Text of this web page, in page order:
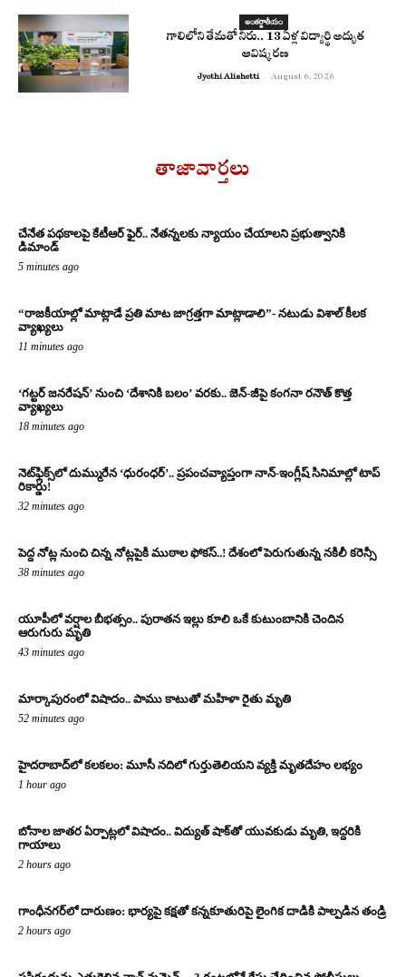
అంతర్జాతీయం
గాలిలోని తేమతో నీరు.. 13 ఏళ్ల విద్యార్థి అద్భుత
ఆవిష్కరణ
Jyothi Alishetti - August 6, 2026
తాజావార్తలు
చేనేత పథకాలపై కేటీఆర్ ఫైర్.. నేతన్నలకు న్యాయం చేయాలని ప్రభుత్వానికి
డిమాండ్
5 minutes ago
“రాజకీయాల్లో మాట్లాడే ప్రతి మాట జాగ్రత్తగా మాట్లాడాలి”- నటుడు విశాల్ కీలక
వ్యాఖ్యలు
11 minutes ago
‘గట్టర్ జనరేషన్’ నుంచి ‘దేశానికి బలం’ వరకు.. జెన్-జీపై కంగనా రనౌత్ కొత్త
వ్యాఖ్యలు
18 minutes ago
నెట్‌ఫ్లిక్స్‌లో దుమ్మురేన ‘ధురంధర్’.. ప్రపంచవ్యాప్తంగా నాన్-ఇంగ్లీష్ సినిమాల్లో టాప్
రికార్డు!
32 minutes ago
పెద్ద నోట్ల నుంచి చిన్న నోట్లపైకి ముఠాల ఫోకస్..! దేశంలో పెరుగుతున్న నకిలీ కరెన్సీ
38 minutes ago
యూపీలో వర్షాల బీభత్సం.. పురాతన ఇల్లు కూలి ఒకే కుటుంబానికి చెందిన
ఆరుగురు మృతి
43 minutes ago
మార్కాపురంలో విషాదం.. పాము కాటుతో మహిళా రైతు మృతి
52 minutes ago
హైదరాబాద్‌లో కలకలం: మూసీ నదిలో గుర్తుతెలియని వ్యక్తి మృతదేహం లభ్యం
1 hour ago
బోనాల జాతర ఏర్పాట్లలో విషాదం.. విద్యుత్ షాక్‌తో యువకుడు మృతి, ఇద్దరికి
గాయాలు
2 hours ago
గాంధీనగర్‌లో దారుణం: భార్యపై కక్షతో కన్నకూతురిపై లైంగిక దాడికి పాల్పడిన తండ్రి
2 hours ago